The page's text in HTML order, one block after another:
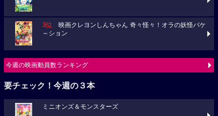
3位 映画クレヨンしんちゃん 奇々怪々！オラの妖怪バケ
～ション
今週の映画動員数ランキング
要チェック！今週の３本
ミニオンズ＆モンスターズ